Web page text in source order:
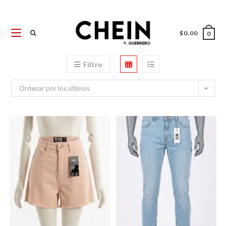
contenido
$0.00 0
Filtro
Ordenar por los últimos